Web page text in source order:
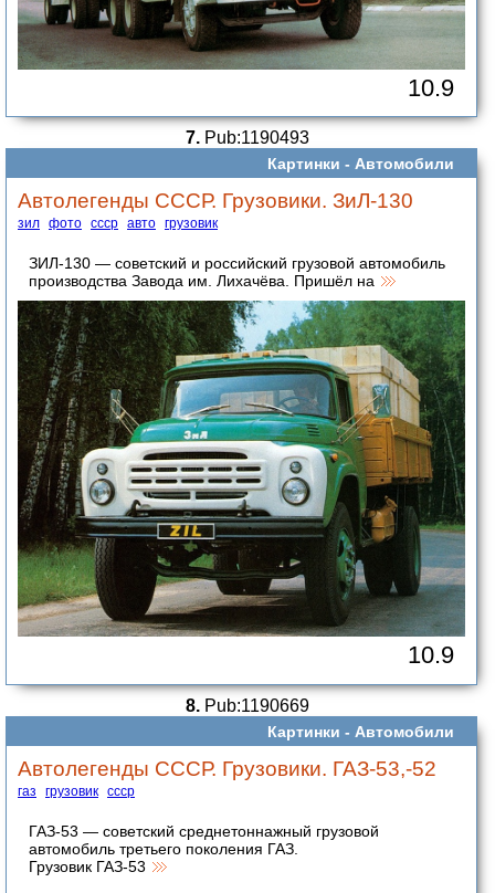
10.9
7. Pub:1190493
Картинки - Автомобили
Автолегенды СССР. Грузовики. ЗиЛ-130
зил фото ссср авто грузовик
ЗИЛ-130 — советский и российский грузовой автомобиль
производства Завода им. Лихачёва. Пришёл на
10.9
8. Pub:1190669
Картинки - Автомобили
Автолегенды СССР. Грузовики. ГАЗ-53,-52
газ грузовик ссср
ГАЗ-53 — советский среднетоннажный грузовой
автомобиль третьего поколения ГАЗ.
Грузовик ГАЗ-53